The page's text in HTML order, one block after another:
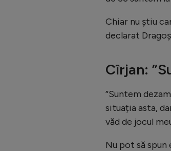
Chiar nu știu
declarat
Cîrjan:
”Suntem
situația asta,
văd de jocul
Nu pot să spun